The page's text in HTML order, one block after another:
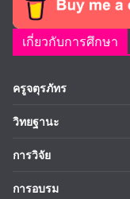
เกี่ยวกับการศึกษา
ครูจตุรภัทร
วิทยฐานะ
การวิจัย
การอบรม